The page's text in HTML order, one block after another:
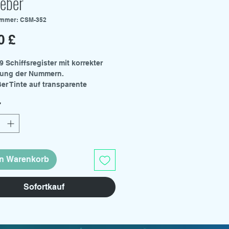
CSM-352
£Preis
Schiffsregister mit korrekter
der Nummern.
Tinte auf transparente
Website ist auch ein
erhältlich.
Warenkorb
Sofortkauf